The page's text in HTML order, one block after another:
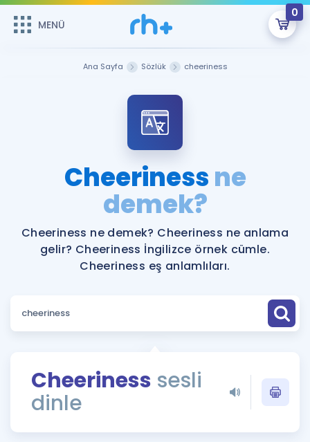
MENÜ
0
Şifremi Hatırlamıyorum
Sepetin Şu An Boş.
Remzi Hoca ile seni sınava hazırlayacak onlarca eğitim seni
bekliyor!
MENÜ
Katılımcı Görüşleri
Faydalı Araçlar
Ücretsiz Kaynaklar
ÖSYM Sınav Takvimi
Kampanyalar
İngilizce Gramer
Ana Sayfa Sözlük cheeriness
Cheerinessne
demek?
Cheeriness ne demek? Cheeriness ne anlama
gelir? Cheeriness İngilizce örnek cümle.
Cheeriness eş anlamlıları.
Cheeriness sesli
dinle